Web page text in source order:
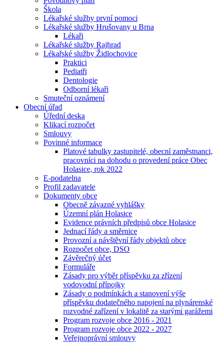
Škola
Lékařské služby první pomoci
Lékařské služby Hrušovany u Brna
Lékaři
Lékařské služby Rajhrad
Lékařské služby Židlochovice
Praktici
Pediatři
Dentologie
Odborní lékaři
Smuteční oznámení
Obecní úřad
Úřední deska
Klikací rozpočet
Smlouvy
Povinné informace
Platové tabulky zastupitelé, obecní zaměstnanci,
pracovníci na dohodu o provedení práce Obec
Holasice, rok 2022
E-podatelna
Profil zadavatele
Dokumenty obce
Obecně závazné vyhlášky
Územní plán Holasice
Evidence právních předpisů obce Holasice
Jednací řády a směrnice
Provozní a návštěvní řády objektů obce
Rozpočet obce, DSO
Závěrečný účet
Formuláře
Zásady pro výběr příspěvku za zřízení
vodovodní přípojky
Zásady o podmínkách a stanovení výše
příspěvku dodatečného napojení na plynárenské
rozvodné zařízení v lokalitě za starými garážemi
Program rozvoje obce 2016 - 2021
Program rozvoje obce 2022 - 2027
Veřejnoprávní smlouvy